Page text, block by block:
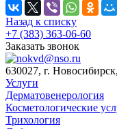
Назад к списку
+7 (383) 363-06-60
Заказать звонок
630027, г.
Услуги
Дерматовенерология
Косметологические
Трихология